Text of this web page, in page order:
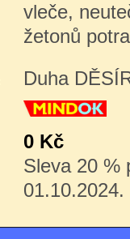
vleče,
žetonů
Duha
0 Kč
Sleva 20 %
01.10.2024.